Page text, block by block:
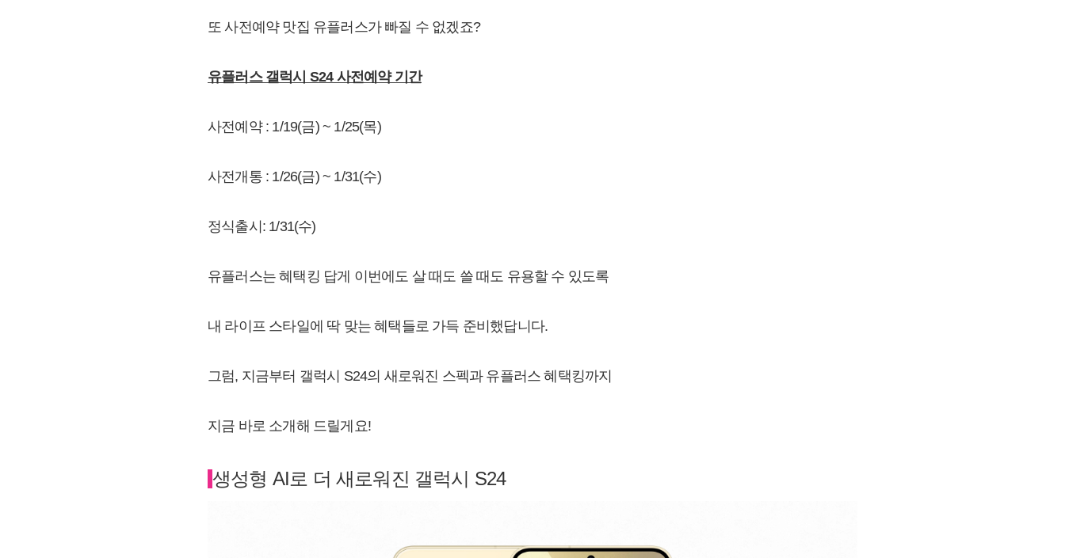
또 사전예약 맛집 유플러스가 빠질 수 없겠죠?
유플러스 갤럭시 S24 사전예약 기간
사전예약 : 1/19(금) ~ 1/25(목)
사전개통 : 1/26(금) ~ 1/31(수)
정식출시: 1/31(수)
유플러스는 혜택킹 답게 이번에도 살 때도 쓸 때도 유용할 수 있도록
내 라이프 스타일에 딱 맞는 혜택들로 가득 준비했답니다.
그럼, 지금부터 갤럭시 S24의 새로워진 스펙과 유플러스 혜택킹까지
지금 바로 소개해 드릴게요!
생성형 AI로 더 새로워진 갤럭시 S24